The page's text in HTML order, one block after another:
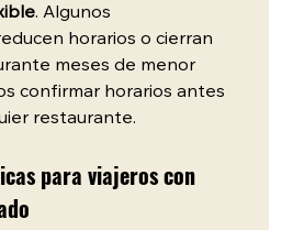
. Algunos
horarios o cierran
meses de menor
confirmar horarios antes
restaurante.
para viajeros con